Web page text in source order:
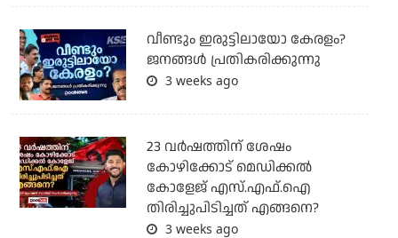
വീണ്ടും ഇരുട്ടിലായോ കേരളം?
ജനങ്ങൾ പ്രതികരിക്കുന്നു
3 weeks ago
23 വർഷത്തിന് ശേഷം
കോഴിക്കോട് മെഡിക്കൽ
കോളേജ് എസ്.എഫ്.ഐ
തിരിച്ചുപിടിച്ചത് എങ്ങനെ?
3 weeks ago